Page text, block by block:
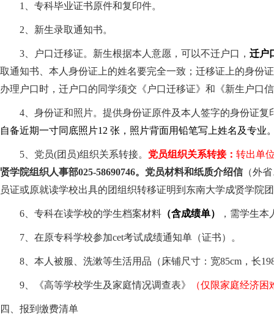
1 、专科毕业证书原件和复印件。
2 、新生录取通知书。
3 、户口迁移证。新生根据本人意愿，可以不迁户口， 迁户
取通知书、本人身份证上的姓名要完全一致；迁移证上的身份
办理户口时，迁户口的同学须交《户口迁移证》和《新生户口
4 、身份证和照片。提供身份证原件及本人签字的身份证
自备近期一寸同底照片12 张，照片背面用铅笔写上姓名及专业
5 、党员(团员)组织关系转接。 党员组织关系转接： 转出单
贤学院组织人事部025-58690746。党员材料和纸质介绍信（外
员证或原就读学校出具的团组织转移证明到东南大学成贤学院
6 、专科在读学校的学生档案材料 （含成绩单） ，需学生
7 、在原专科学校参加cet考试成绩通知单（证书）。
8 、本人被服、洗漱等生活用品（床铺尺寸：宽85cm ，长
9 、《高等学校学生及家庭情况调查表》 （仅限家庭经济困
四、报到缴费清单